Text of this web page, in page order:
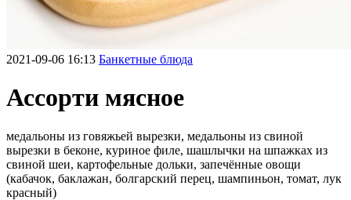
2021-09-06 16:13 Банкетные блюда
Ассорти мясное
медальоны из говяжьей вырезки, медальоны из свиной
вырезки в беконе, куриное филе, шашлычки на шпажках из
свиной шеи, картофельные дольки, запечённые овощи
(кабачок, баклажан, болгарский перец, шампиньон, томат, лук
красный)